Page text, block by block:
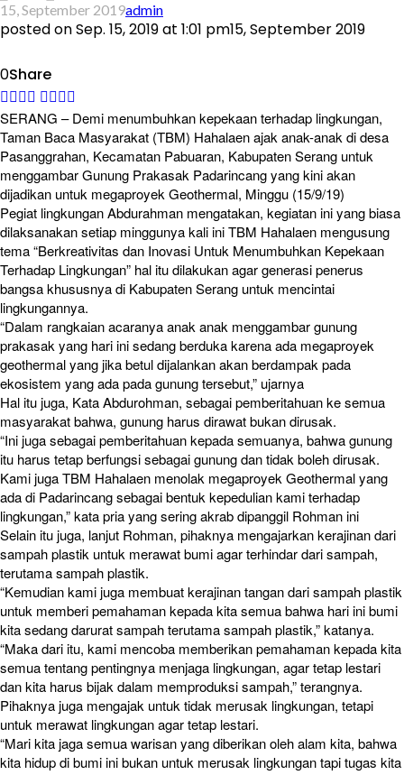
15, September 2019admin
posted onSep. 15, 2019 at 1:01 pm15, September 2019
0Share
SERANG – Demi menumbuhkan kepekaan terhadap lingkungan,
Taman Baca Masyarakat (TBM) Hahalaen ajak anak-anak di desa
Pasanggrahan, Kecamatan Pabuaran, Kabupaten Serang untuk
menggambar Gunung Prakasak Padarincang yang kini akan
dijadikan untuk megaproyek Geothermal, Minggu (15/9/19)
Pegiat lingkungan Abdurahman mengatakan, kegiatan ini yang biasa
dilaksanakan setiap minggunya kali ini TBM Hahalaen mengusung
tema “Berkreativitas dan Inovasi Untuk Menumbuhkan Kepekaan
Terhadap Lingkungan” hal itu dilakukan agar generasi penerus
bangsa khususnya di Kabupaten Serang untuk mencintai
lingkungannya.
“Dalam rangkaian acaranya anak anak menggambar gunung
prakasak yang hari ini sedang berduka karena ada megaproyek
geothermal yang jika betul dijalankan akan berdampak pada
ekosistem yang ada pada gunung tersebut,” ujarnya
Hal itu juga, Kata Abdurohman, sebagai pemberitahuan ke semua
masyarakat bahwa, gunung harus dirawat bukan dirusak.
“Ini juga sebagai pemberitahuan kepada semuanya, bahwa gunung
itu harus tetap berfungsi sebagai gunung dan tidak boleh dirusak.
Kami juga TBM Hahalaen menolak megaproyek Geothermal yang
ada di Padarincang sebagai bentuk kepedulian kami terhadap
lingkungan,” kata pria yang sering akrab dipanggil Rohman ini
Selain itu juga, lanjut Rohman, pihaknya mengajarkan kerajinan dari
sampah plastik untuk merawat bumi agar terhindar dari sampah,
terutama sampah plastik.
“Kemudian kami juga membuat kerajinan tangan dari sampah plastik
untuk memberi pemahaman kepada kita semua bahwa hari ini bumi
kita sedang darurat sampah terutama sampah plastik,” katanya.
“Maka dari itu, kami mencoba memberikan pemahaman kepada kita
semua tentang pentingnya menjaga lingkungan, agar tetap lestari
dan kita harus bijak dalam memproduksi sampah,” terangnya.
Pihaknya juga mengajak untuk tidak merusak lingkungan, tetapi
untuk merawat lingkungan agar tetap lestari.
“Mari kita jaga semua warisan yang diberikan oleh alam kita, bahwa
kita hidup di bumi ini bukan untuk merusak lingkungan tapi tugas kita